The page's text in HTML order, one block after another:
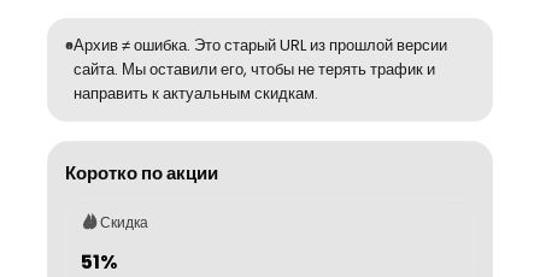
Архив ≠ ошибка. Это старый URL из прошлой версии
сайта. Мы оставили его, чтобы не терять трафик и
направить к актуальным скидкам.
Коротко по акции
Скидка
51%